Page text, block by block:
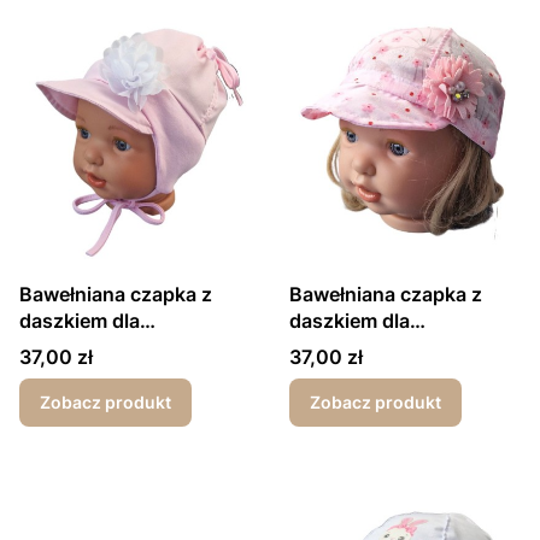
Bawełniana czapka z
daszkiem dla
dziewczynki wiązana z u
góry kwiat
Cena
37,00 zł
Zobacz produkt
Bawełniana czapka z
daszkiem dla
dziewczynki wiązana z
tyłu kwiatki różowe
Cena
37,00 zł
Zobacz produkt